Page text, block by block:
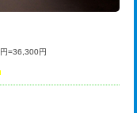
33,000円
=36,300円